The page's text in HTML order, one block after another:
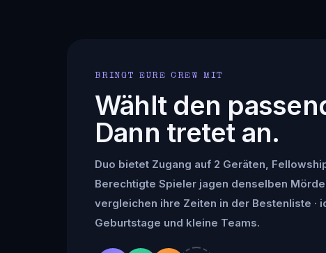
BRINGT EURE CREW MIT
Wählt den
Dann tretet an.
Duo bietet Zugang auf 2 Geräten,
Berechtigte Spieler jagen denselben
vergleichen ihre Zeiten in der Bestenliste ·
Geburtstage und kleine Teams.